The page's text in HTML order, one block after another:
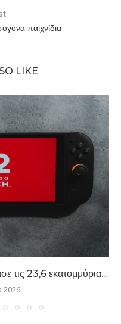
παιχνίδια
LIKE
23,6 εκατομμύρια...
2026